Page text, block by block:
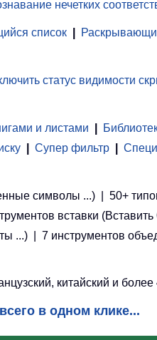
нечетких
список
статус видимости
и листами
Супер фильтр
символы ...) | 50+
вставки (Вставить
...) | 7 инструментов
китайский и более
в одном клике...